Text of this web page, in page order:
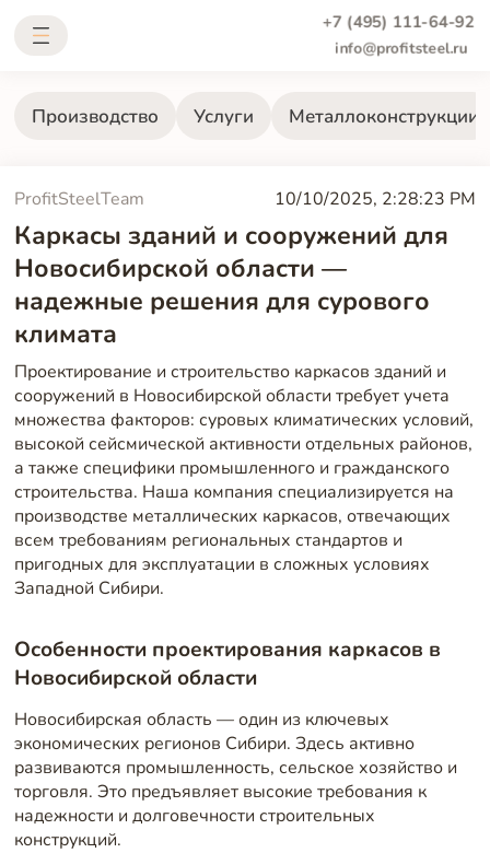
+7 (495) 111-64-92
info@profitsteel.ru
Производство Услуги Металлоконструкции
ProfitSteelTeam 10/10/2025, 2:28:23 PM
Каркасы зданий и сооружений для
Новосибирской области —
надежные решения для сурового
климата
Проектирование и строительство каркасов зданий и
сооружений в Новосибирской области требует учета
множества факторов: суровых климатических условий,
высокой сейсмической активности отдельных районов,
а также специфики промышленного и гражданского
строительства. Наша компания специализируется на
производстве металлических каркасов, отвечающих
всем требованиям региональных стандартов и
пригодных для эксплуатации в сложных условиях
Западной Сибири.
Особенности проектирования каркасов в
Новосибирской области
Новосибирская область — один из ключевых
экономических регионов Сибири. Здесь активно
развиваются промышленность, сельское хозяйство и
торговля. Это предъявляет высокие требования к
надежности и долговечности строительных
конструкций.